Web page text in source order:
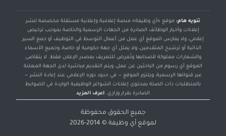
تنويه هام: موقع «أي وظيفة» منصة إعلامية وإعلانية مستقلة مخصصة لنشر
إعلانات وأخبار الوظائف الصادرة من الجهات الرسمية والخاصة بموجب ترخيص
إعلامي، ولا يمارس الموقع أي عمل من أعمال التوسط في التوظيف أو جمع السير
الذاتية أو ترشيح المتقدمين، ولا يمثل أي جهة حكومية أو خاصة، وجميع الأسماء
والشعارات مملوكة لأصحابها وتُعرض للتعريف بمصدر الإعلان فقط. لا يتقاضى
الموقع أي رسوم من الباحثين عن عمل، ويتم التقديم مباشرة لدى الجهة المعلنة
عبر قنواتها الرسمية، ويلتزم الموقع — في حدود دوره الإعلامي عند إعادة النشر —
بالمتطلبات ذات الصلة بمحتوى إعلانات الشواغر الوظيفية الواردة في الضوابط
الصادرة بقرار وزاري. اعرف المزيد
جميع الحقوق محفوظة
لموقع أي وظيفة © 2014-2026